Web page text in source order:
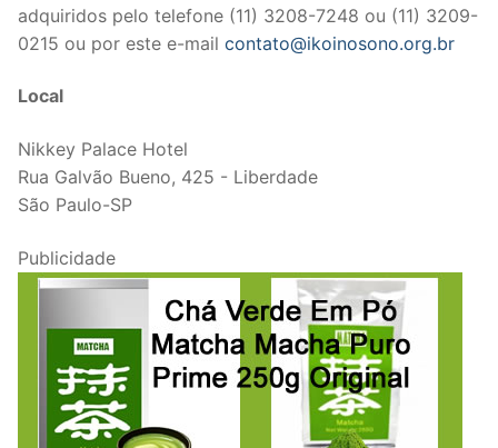
adquiridos pelo telefone (11) 3208-7248 ou (11) 3209-
0215 ou por este e-mail contato@ikoinosono.org.br
Local
Nikkey Palace Hotel
Rua Galvão Bueno, 425 - Liberdade
São Paulo-SP
Publicidade